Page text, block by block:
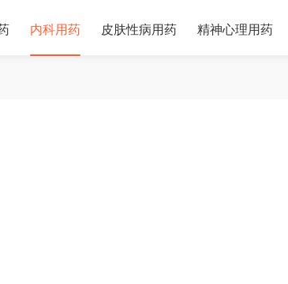
内科用药 皮肤性病用药 精神心理用药